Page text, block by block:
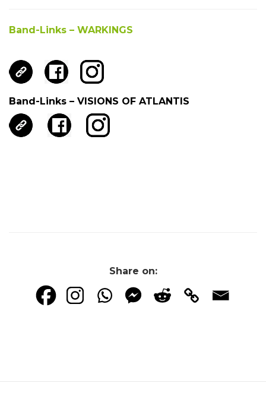
Band-Links – WARKINGS
Band-Links – VISIONS OF ATLANTIS
Share on: